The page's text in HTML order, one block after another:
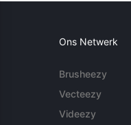
Ons Netwerk
Brusheezy
Vecteezy
Videezy